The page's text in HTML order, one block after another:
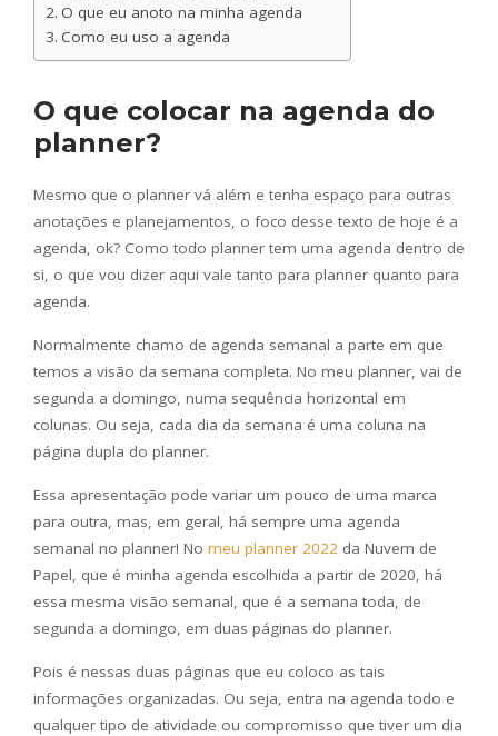
O que eu anoto na minha agenda
Como eu uso a agenda
O que colocar na agenda do
planner?
Mesmo que o planner vá além e tenha espaço para outras
anotações e planejamentos, o foco desse texto de hoje é a
agenda, ok? Como todo planner tem uma agenda dentro de
si, o que vou dizer aqui vale tanto para planner quanto para
agenda.
Normalmente chamo de agenda semanal a parte em que
temos a visão da semana completa. No meu planner, vai de
segunda a domingo, numa sequência horizontal em
colunas. Ou seja, cada dia da semana é uma coluna na
página dupla do planner.
Essa apresentação pode variar um pouco de uma marca
para outra, mas, em geral, há sempre uma agenda
semanal no planner! No meu planner 2022 da Nuvem de
Papel, que é minha agenda escolhida a partir de 2020, há
essa mesma visão semanal, que é a semana toda, de
segunda a domingo, em duas páginas do planner.
Pois é nessas duas páginas que eu coloco as tais
informações organizadas. Ou seja, entra na agenda todo e
qualquer tipo de atividade ou compromisso que tiver um dia